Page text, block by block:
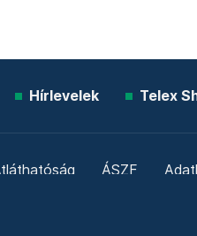
Hírlevelek Telex
ÁSZF